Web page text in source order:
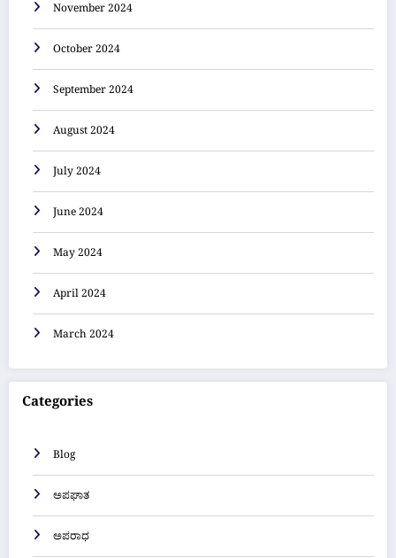
November 2024
October 2024
September 2024
August 2024
July 2024
June 2024
May 2024
April 2024
March 2024
Categories
Blog
ಅಪಘಾತ
ಅಪರಾಧ